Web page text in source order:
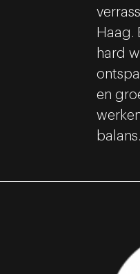
Haag.
hard
en
balans.